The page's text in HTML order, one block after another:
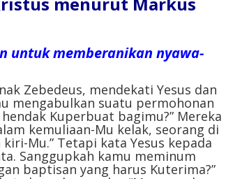
untuk memberanikan nyawa-
Zebedeus, mendekati Yesus dan
mengabulkan suatu permohonan
hendak Kuperbuat bagimu?” Mereka
kemuliaan-Mu kelak, seorang di
Mu.” Tetapi kata Yesus kepada
Sanggupkah kamu meminum
baptisan yang harus Kuterima?”